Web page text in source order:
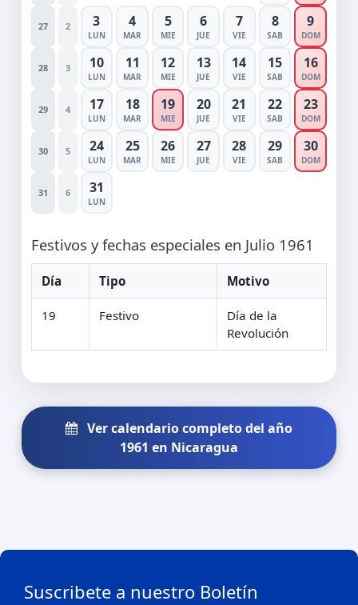
27 2 3
LUN
4
MAR
5
MIE
6
JUE
7
VIE
8
SAB
9
DOM
28 3 10
LUN
11
MAR
12
MIE
13
JUE
14
VIE
15
SAB
16
DOM
29 4 17
LUN
18
MAR
19
MIE
20
JUE
21
VIE
22
SAB
23
DOM
30 5 24
LUN
25
MAR
26
MIE
27
JUE
28
VIE
29
SAB
30
DOM
31 6 31
LUN
Festivos y fechas especiales en Julio 1961
Día Tipo Motivo
19 Festivo
Día de la
Revolución
Ver calendario completo del año
1961 en Nicaragua
Suscribete a nuestro Boletín